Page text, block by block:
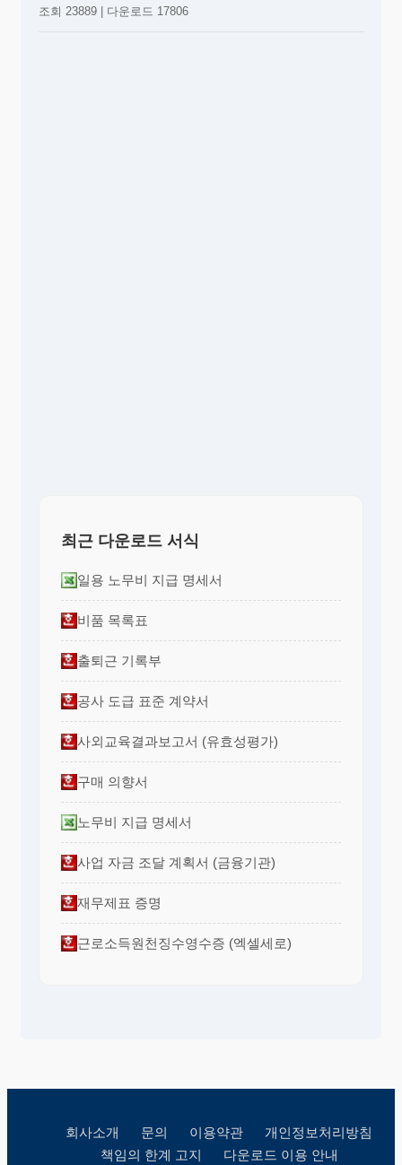
조회 23889 | 다운로드 17806
최근 다운로드 서식
일용 노무비 지급 명세서
비품 목록표
출퇴근 기록부
공사 도급 표준 계약서
사외교육결과보고서 (유효성평가)
구매 의향서
노무비 지급 명세서
사업 자금 조달 계획서 (금융기관)
재무제표 증명
근로소득원천징수영수증 (엑셀세로)
회사소개 문의 이용약관
개인정보처리방침
책임의 한계 고지
다운로드 이용 안내